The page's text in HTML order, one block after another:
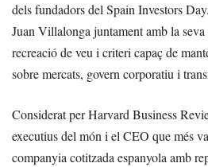
dels fundadors del Spain Investors
Juan Villalonga juntament amb la
recreació de veu i criteri capaç de
sobre mercats, govern corporatiu i
Considerat per Harvard Business
executius del món i el CEO que més
companyia cotitzada espanyola amb